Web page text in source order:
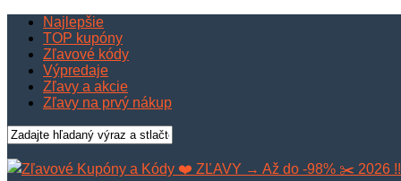
Najlepšie
TOP kupóny
Zľavové kódy
Výpredaje
Zľavy a akcie
Zľavy na prvý nákup